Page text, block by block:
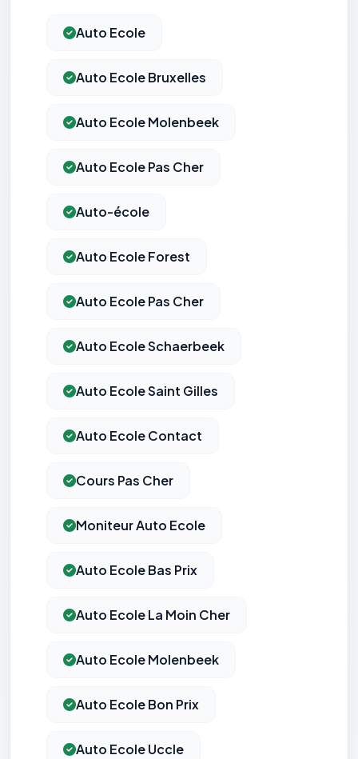
Auto Ecole
Auto Ecole Bruxelles
Auto Ecole Molenbeek
Auto Ecole Pas Cher
Auto-école
Auto Ecole Forest
Auto Ecole Pas Cher
Auto Ecole Schaerbeek
Auto Ecole Saint Gilles
Auto Ecole Contact
Cours Pas Cher
Moniteur Auto Ecole
Auto Ecole Bas Prix
Auto Ecole La Moin Cher
Auto Ecole Molenbeek
Auto Ecole Bon Prix
Auto Ecole Uccle